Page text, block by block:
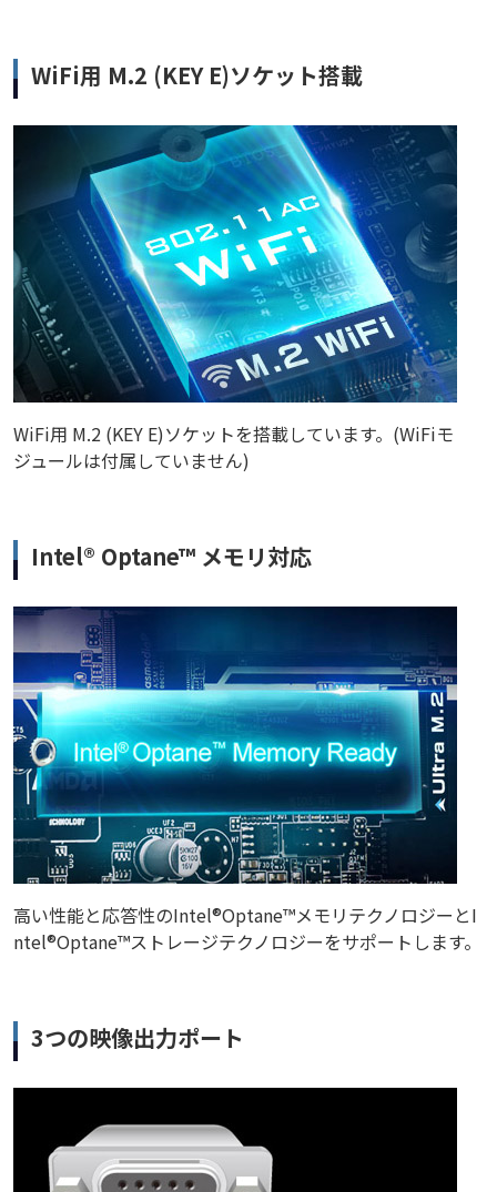
WiFi用 M.2 (KEY E)ソケット搭載
WiFi用 M.2 (KEY E)ソケットを搭載しています。(WiFiモ
ジュールは付属していません)
Intel® Optane™ メモリ対応
高い性能と応答性のIntel®Optane™メモリテクノロジーとI
ntel®Optane™ストレージテクノロジーをサポートします。
3つの映像出力ポート